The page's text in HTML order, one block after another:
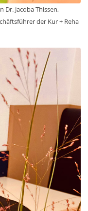
Dr. Jacoba Thissen,
der Kur + Reha